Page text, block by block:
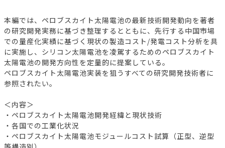
本編では、ペロブスカイト太陽電池の最新技術開発動向を著者
の研究開発実務に基づき整理するとともに、先行する中国市場
での量産化実績に基づく現状の製造コスト/発電コスト分析を具
に実施し、シリコン太陽電池を凌駕するためのペロブスカイト
太陽電池の開発方向性を定量的に提案している。
ペロブスカイト太陽電池実装を狙うすべての研究開発技術者に
参照されたい。
＜内容＞
・ペロブスカイト太陽電池開発経緯と現状技術
・各国での工業化状況
・ペロブスカイト太陽電池モジュールコスト試算（正型、逆型